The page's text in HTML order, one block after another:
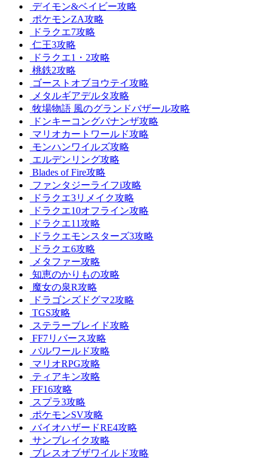
デイモン&ベイビー攻略
ポケモンZA攻略
ドラクエ7攻略
仁王3攻略
ドラクエ1・2攻略
桃鉄2攻略
ゴーストオブヨウテイ攻略
メタルギアデルタ攻略
牧場物語 風のグランドバザール攻略
ドンキーコングバナンザ攻略
マリオカートワールド攻略
モンハンワイルズ攻略
エルデンリング攻略
Blades of Fire攻略
ファンタジーライフi攻略
ドラクエ3リメイク攻略
ドラクエ10オフライン攻略
ドラクエ11攻略
ドラクエモンスターズ3攻略
ドラクエ6攻略
メタファー攻略
知恵のかりもの攻略
魔女の泉R攻略
ドラゴンズドグマ2攻略
TGS攻略
ステラーブレイド攻略
FF7リバース攻略
パルワールド攻略
マリオRPG攻略
ティアキン攻略
FF16攻略
スプラ3攻略
ポケモンSV攻略
バイオハザードRE4攻略
サンブレイク攻略
ブレスオブザワイルド攻略